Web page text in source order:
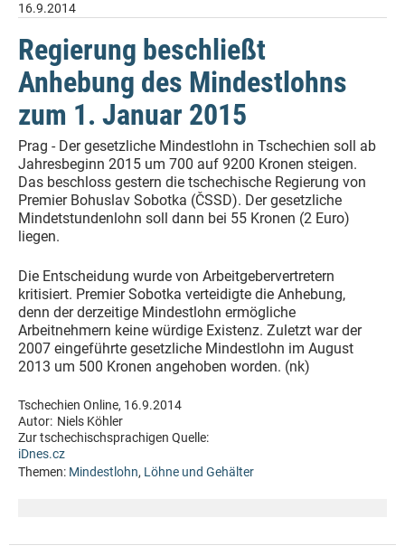
16.9.2014
Regierung beschließt
Anhebung des Mindestlohns
zum 1. Januar 2015
Prag - Der gesetzliche Mindestlohn in Tschechien soll ab
Jahresbeginn 2015 um 700 auf 9200 Kronen steigen.
Das beschloss gestern die tschechische Regierung von
Premier Bohuslav Sobotka (ČSSD). Der gesetzliche
Mindetstundenlohn soll dann bei 55 Kronen (2 Euro)
liegen.
Die Entscheidung wurde von Arbeitgebervertretern
kritisiert. Premier Sobotka verteidigte die Anhebung,
denn der derzeitige Mindestlohn ermögliche
Arbeitnehmern keine würdige Existenz. Zuletzt war der
2007 eingeführte gesetzliche Mindestlohn im August
2013 um 500 Kronen angehoben worden. (nk)
Tschechien Online, 16.9.2014
Autor: Niels Köhler
Zur tschechischsprachigen Quelle:
iDnes.cz
Themen: Mindestlohn, Löhne und Gehälter